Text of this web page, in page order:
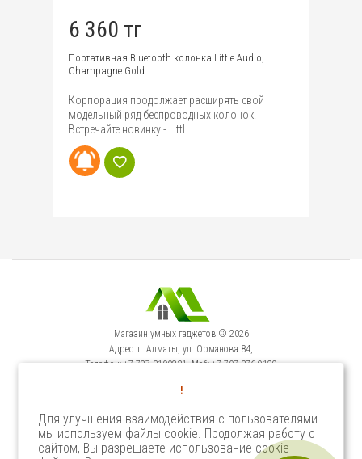
6 360 тг
Портативная Bluetooth колонка Little Audio,
Champagne Gold
Корпорация продолжает расширять свой
модельный ряд беспроводных колонок.
Встречайте новинку - Littl..
Магазин умных гаджетов © 2026
Адрес: г. Алматы, ул. Орманова 84,
Телефон: +7-727-3100231, Моб: +7-707-376-9129
Сервисный Центр: г. Алматы, ул. Орманова 84.
▼
!
Для улучшения взаимодействия с пользователями
мы используем файлы cookie. Продолжая работу с
сайтом, Вы разрешаете использование cookie-